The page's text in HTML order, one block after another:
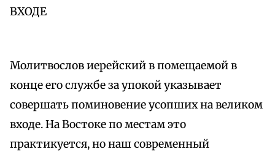
ВХОДЕ
Молитвослов иерейский в помещаемой в
конце его службе за упокой указывает
совершать поминовение усопших на великом
входе. На Востоке по местам это
практикуется, но наш современный